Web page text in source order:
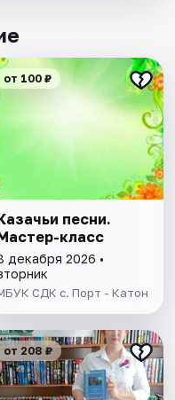
от 100 ₽
песни.
класс
декабря 2026 •
СДК с. Порт - Катон
от 208 ₽